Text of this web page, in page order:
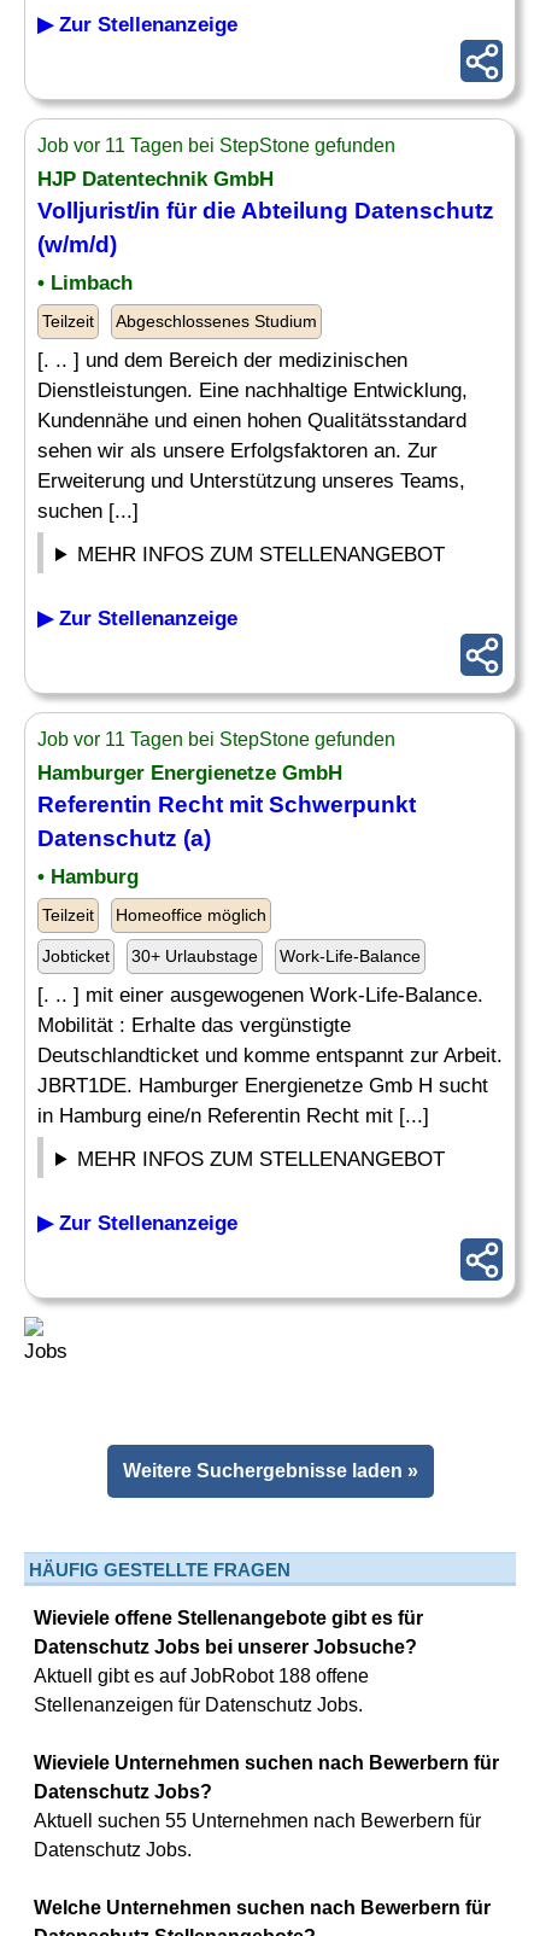
▶ Zur Stellenanzeige
Job vor 11 Tagen bei StepStone gefunden
HJP Datentechnik GmbH
Volljurist/in für die Abteilung Datenschutz
(w/m/d)
• Limbach
Teilzeit Abgeschlossenes Studium
[. .. ] und dem Bereich der medizinischen
Dienstleistungen. Eine nachhaltige Entwicklung,
Kundennähe und einen hohen Qualitätsstandard
sehen wir als unsere Erfolgsfaktoren an. Zur
Erweiterung und Unterstützung unseres Teams,
suchen [...]
MEHR INFOS ZUM STELLENANGEBOT
▶ Zur Stellenanzeige
Job vor 11 Tagen bei StepStone gefunden
Hamburger Energienetze GmbH
Referentin Recht mit Schwerpunkt
Datenschutz (a)
• Hamburg
Teilzeit Homeoffice möglich
Jobticket 30+ Urlaubstage Work-Life-Balance
[. .. ] mit einer ausgewogenen Work-Life-Balance.
Mobilität : Erhalte das vergünstigte
Deutschlandticket und komme entspannt zur Arbeit.
JBRT1DE. Hamburger Energienetze Gmb H sucht
in Hamburg eine/n Referentin Recht mit [...]
MEHR INFOS ZUM STELLENANGEBOT
▶ Zur Stellenanzeige
Weitere Suchergebnisse laden »
HÄUFIG GESTELLTE FRAGEN
Wieviele offene Stellenangebote gibt es für
Datenschutz Jobs bei unserer Jobsuche?
Aktuell gibt es auf JobRobot 188 offene
Stellenanzeigen für Datenschutz Jobs.
Wieviele Unternehmen suchen nach Bewerbern für
Datenschutz Jobs?
Aktuell suchen 55 Unternehmen nach Bewerbern für
Datenschutz Jobs.
Welche Unternehmen suchen nach Bewerbern für